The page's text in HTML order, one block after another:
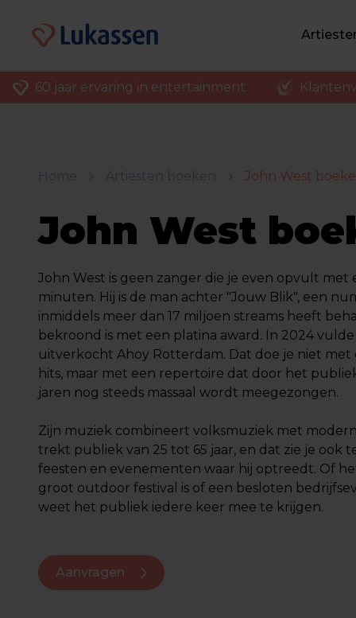
60 jaar ervaring in entertainment
John West
John West
John West is geen zanger die je even opvult met
minuten. Hij is de man achter "Jouw Blik", een
inmiddels meer dan 17 miljoen streams heeft
bekroond is met een platina award. In 2024
uitverkocht Ahoy Rotterdam. Dat doe je niet met
hits, maar met een repertoire dat door het
jaren nog steeds massaal wordt meegezongen.
Zijn muziek combineert volksmuziek met
trekt publiek van 25 tot 65 jaar, en dat zie je ook
feesten en evenementen waar hij optreedt. Of
groot outdoor festival is of een besloten
weet het publiek iedere keer mee te krijgen.
Aanvragen